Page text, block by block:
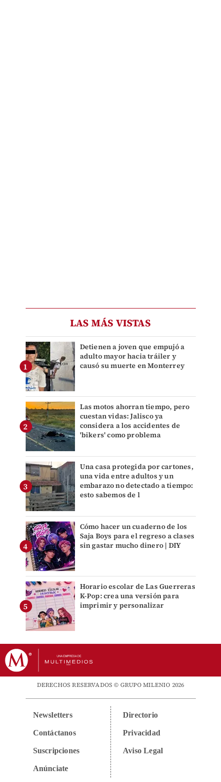
LAS MÁS VISTAS
Detienen a joven que empujó a
adulto mayor hacia tráiler y
causó su muerte en Monterrey
Las motos ahorran tiempo, pero
cuestan vidas: Jalisco ya
considera a los accidentes de
'bikers' como problema
Una casa protegida por cartones,
una vida entre adultos y un
embarazo no detectado a tiempo:
esto sabemos de l
Cómo hacer un cuaderno de los
Saja Boys para el regreso a clases
sin gastar mucho dinero | DIY
Horario escolar de Las Guerreras
K-Pop: crea una versión para
imprimir y personalizar
DERECHOS RESERVADOS © GRUPO MILENIO 2026
Newsletters
Contáctanos
Suscripciones
Anúnciate
Directorio
Privacidad
Aviso Legal